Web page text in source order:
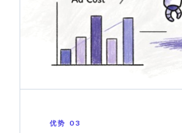
优势 03